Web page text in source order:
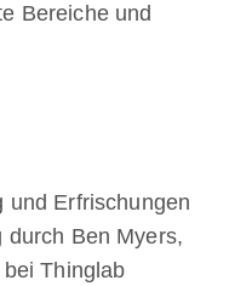
Bereiche und
und Erfrischungen
Ben Myers,
Thinglab